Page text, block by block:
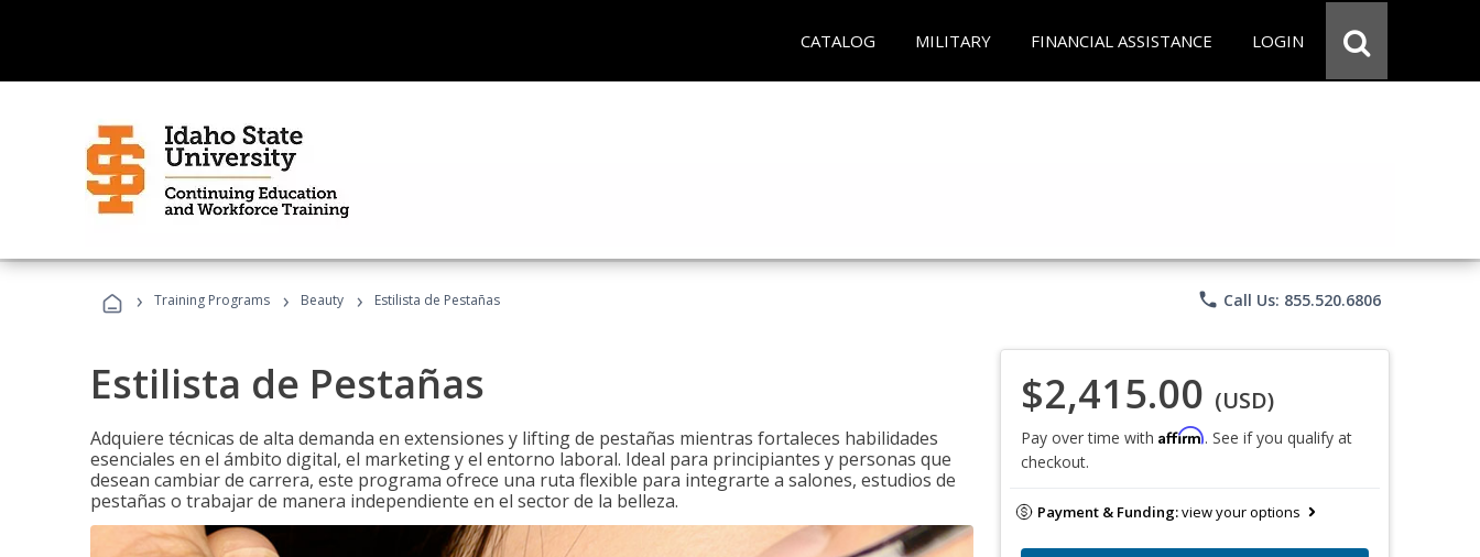
CATALOG MILITARY FINANCIAL ASSISTANCE LOGIN
› Training Programs › Beauty › Estilista de Pestañas phone Call Us: 855.520.6806
Estilista de Pestañas
Adquiere técnicas de alta demanda en extensiones y lifting de pestañas mientras fortaleces habilidades
esenciales en el ámbito digital, el marketing y el entorno laboral. Ideal para principiantes y personas que
desean cambiar de carrera, este programa ofrece una ruta flexible para integrarte a salones, estudios de
pestañas o trabajar de manera independiente en el sector de la belleza.
$2,415.00 (USD)
Pay over time with Affirm. See if you qualify at
checkout.
Payment & Funding:view your options